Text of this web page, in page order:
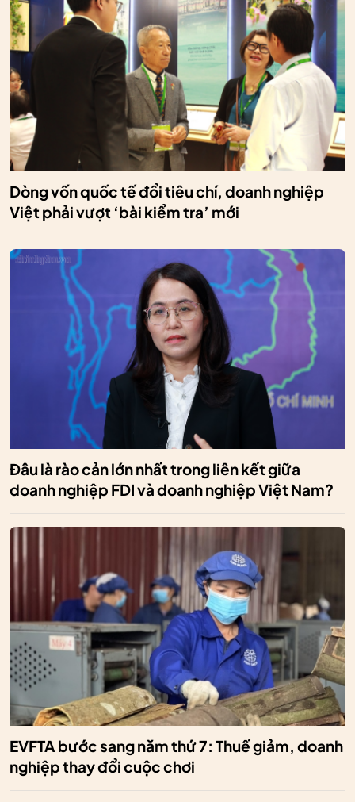
Dòng vốn quốc tế đổi tiêu chí, doanh nghiệp
Việt phải vượt ‘bài kiểm tra’ mới
Đâu là rào cản lớn nhất trong liên kết giữa
doanh nghiệp FDI và doanh nghiệp Việt Nam?
EVFTA bước sang năm thứ 7: Thuế giảm, doanh
nghiệp thay đổi cuộc chơi